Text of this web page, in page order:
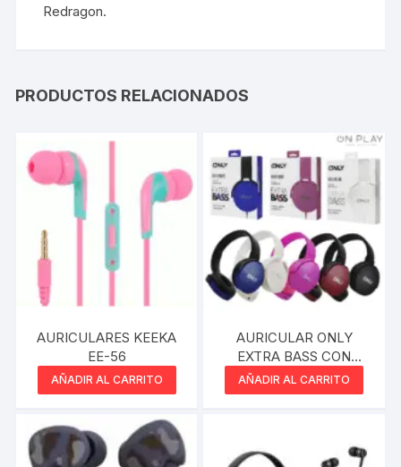
Redragon.
PRODUCTOS RELACIONADOS
AURICULARES KEEKA
EE-56
AÑADIR AL CARRITO
AURICULAR ONLY
EXTRA BASS CON
AUXILIAR REMOVIBLE
ROSA
AÑADIR AL CARRITO